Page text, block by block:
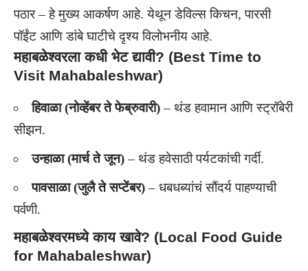
पठार – हे मुख्य आकर्षण आहे. येथून डेविल्स किचन, पारसी
पॉईंट आणि डांबे घाटीचे दृश्य विलोभनीय आहे.
महाबळेश्वरला कधी भेट द्यावी? (Best Time to
Visit Mahabaleshwar)
हिवाळा (नोव्हेंबर ते फेब्रुवारी)– थंड हवामान आणि स्ट्रॉबेरी
सीझन.
उन्हाळा (मार्च ते जून)– थंड हवेसाठी पर्यटकांची गर्दी.
पावसाळा (जुलै ते सप्टेंबर)– धबधब्यांचं सौंदर्य पाहण्याची
पर्वणी.
महाबळेश्वरमध्ये काय खावे? (Local Food Guide
for Mahabaleshwar)